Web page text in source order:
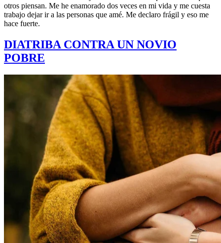
otros piensan. Me he enamorado dos veces en mi vida y me cuesta
trabajo dejar ir a las personas que amé. Me declaro frágil y eso me
hace fuerte.
DIATRIBA CONTRA UN NOVIO
POBRE